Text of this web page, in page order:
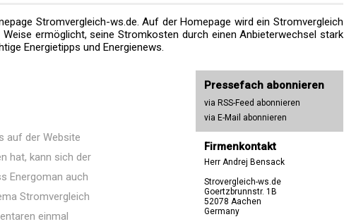
Stromvergleich-ws.de. Auf der Homepage wird ein Stromvergleich
ermöglicht, seine Stromkosten durch einen Anbieterwechsel stark
Energietipps und Energienews.
auf der Website
hat, kann sich der
Energoman auch
Stromvergleich
einmal
Pressefach abonnieren
via RSS-Feed abonnieren
via E-Mail abonnieren
Firmenkontakt
Herr Andrej Bensack
Strovergleich-ws.de
Goertzbrunnstr. 1B
52078 Aachen
Germany